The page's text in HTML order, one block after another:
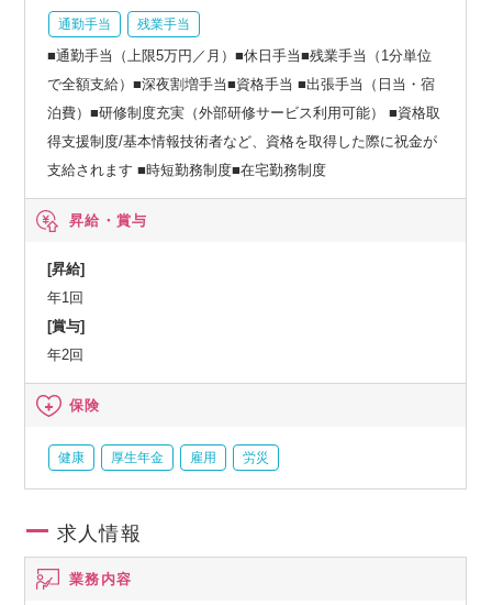
通勤手当 残業手当
■通勤手当（上限5万円／月）■休日手当■残業手当（1分単位
で全額支給）■深夜割増手当■資格手当 ■出張手当（日当・宿
泊費）■研修制度充実（外部研修サービス利用可能） ■資格取
得支援制度/基本情報技術者など、資格を取得した際に祝金が
支給されます ■時短勤務制度■在宅勤務制度
昇給・賞与
[昇給]
年1回
[賞与]
年2回
保険
健康 厚生年金 雇用 労災
求人情報
業務内容